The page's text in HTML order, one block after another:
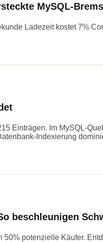
MySQL-
Ladezeit kostet 7%
Einträgen. Im MySQL-
Indexierung
beschleunigen
potenzielle Käufer.